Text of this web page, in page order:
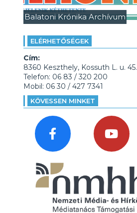
Balatoni Krónika Archívum
ELÉRHETŐSÉGEK
Cím:
8360 Keszthely, Kossuth L. u. 45.
Telefon: 06 83 / 320 200
Mobil: 06 30 / 427 7341
KÖVESSEN MINKET